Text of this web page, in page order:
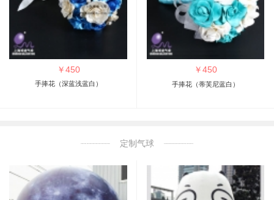
￥450
手捧花（深蓝浅蓝白）
￥450
手捧花（蒂芙尼蓝白）
定制气球